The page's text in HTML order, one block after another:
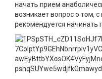
начать прием
возникает вопрос о том, с
рекомендуется